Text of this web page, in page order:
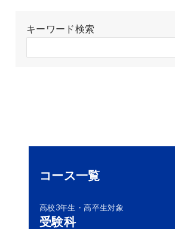
キーワード検索
コース一覧
高校3年生・高卒生対象
受験科